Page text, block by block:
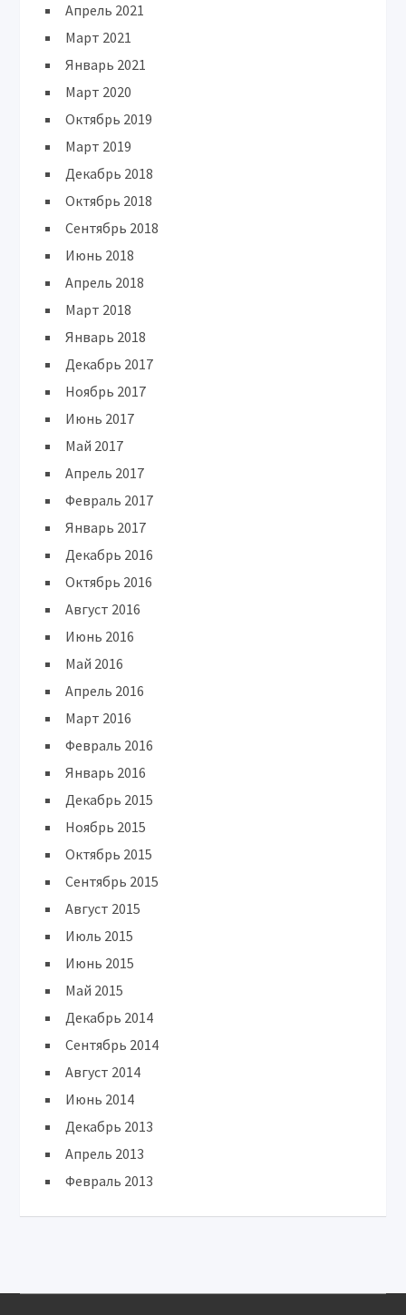
Апрель 2021
Март 2021
Январь 2021
Март 2020
Октябрь 2019
Март 2019
Декабрь 2018
Октябрь 2018
Сентябрь 2018
Июнь 2018
Апрель 2018
Март 2018
Январь 2018
Декабрь 2017
Ноябрь 2017
Июнь 2017
Май 2017
Апрель 2017
Февраль 2017
Январь 2017
Декабрь 2016
Октябрь 2016
Август 2016
Июнь 2016
Май 2016
Апрель 2016
Март 2016
Февраль 2016
Январь 2016
Декабрь 2015
Ноябрь 2015
Октябрь 2015
Сентябрь 2015
Август 2015
Июль 2015
Июнь 2015
Май 2015
Декабрь 2014
Сентябрь 2014
Август 2014
Июнь 2014
Декабрь 2013
Апрель 2013
Февраль 2013